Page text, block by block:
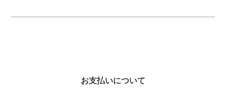
お支払いについて